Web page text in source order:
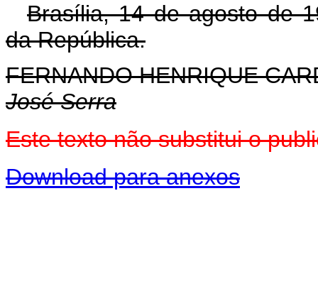
Brasília, 14 de agosto de
da República.
FERNANDO HENRIQUE
José Serra
Este texto não substitui o
Download para anexos